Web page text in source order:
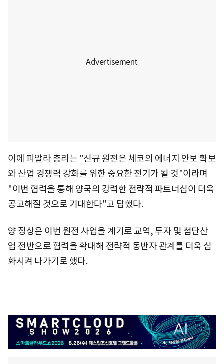
이에 피알라 총리는 "신규 원전은 체코의 에너지 안보 확보
와 산업 경쟁력 강화를 위한 중요한 전기가 될 것"이라며
"이번 협력을 통해 양국의 강력한 전략적 파트너십이 더욱
공고해질 것으로 기대한다"고 답했다.
양 정상은 이번 원전 사업을 계기로 교역, 투자 및 첨단산
업 전반으로 협력을 확대해 전략적 동반자 관계를 더욱 심
화시켜 나가기로 했다.